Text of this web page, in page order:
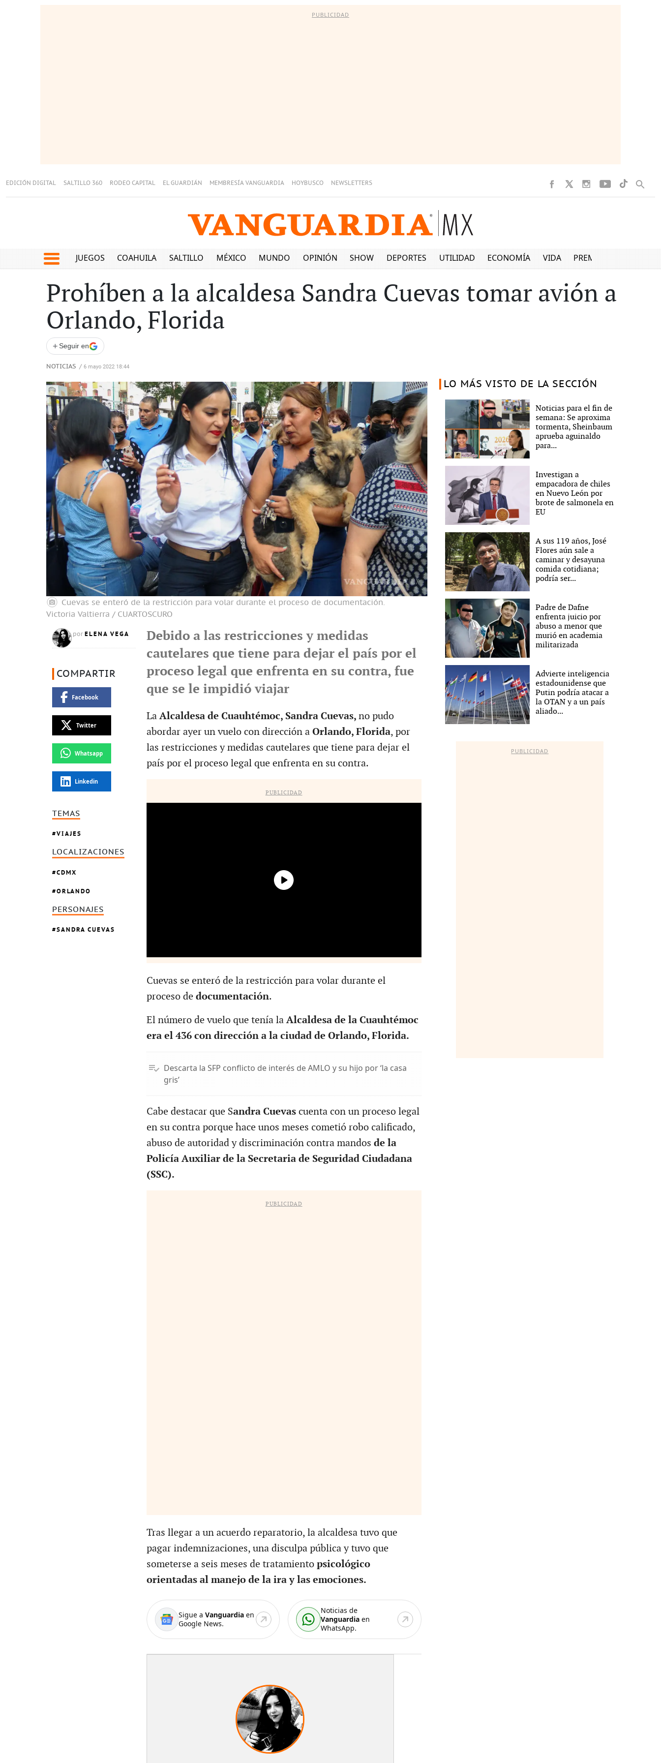
PUBLICIDAD
EDICIÓN DIGITAL SALTILLO 360 RODEO CAPITAL EL GUARDIÁN MEMBRESÍA VANGUARDIA HOYBUSCO NEWSLETTERS
JUEGOS COAHUILA SALTILLO MÉXICO MUNDO OPINIÓN SHOW DEPORTES UTILIDAD ECONOMÍA VIDA PREMIUM
Prohíben a la alcaldesa Sandra Cuevas tomar avión a
Orlando, Florida
+ Seguir en
NOTICIAS / 6 mayo 2022 18:44
Cuevas se enteró de la restricción para volar durante el proceso de documentación.
Victoria Valtierra / CUARTOSCURO
por ELENA VEGA
COMPARTIR
Facebook
Twitter
Whatsapp
Linkedin
TEMAS
VIAJES
LOCALIZACIONES
CDMX
ORLANDO
PERSONAJES
SANDRA CUEVAS
Debido a las restricciones y medidas
cautelares que tiene para dejar el país por el
proceso legal que enfrenta en su contra, fue
que se le impidió viajar
La Alcaldesa de Cuauhtémoc, Sandra Cuevas, no pudo
abordar ayer un vuelo con dirección a Orlando, Florida, por
las restricciones y medidas cautelares que tiene para dejar el
país por el proceso legal que enfrenta en su contra.
PUBLICIDAD
Cuevas se enteró de la restricción para volar durante el
proceso de documentación.
El número de vuelo que tenía la Alcaldesa de la Cuauhtémoc
era el 436 con dirección a la ciudad de Orlando, Florida.
Descarta la SFP conflicto de interés de AMLO y su hijo por ‘la casa
gris’
Cabe destacar que Sandra Cuevascuenta con un proceso legal
en su contra porque hace unos meses cometió robo calificado,
abuso de autoridad y discriminación contra mandos de la
Policía Auxiliar de la Secretaria de Seguridad Ciudadana
(SSC).
PUBLICIDAD
Tras llegar a un acuerdo reparatorio, la alcaldesa tuvo que
pagar indemnizaciones, una disculpa pública y tuvo que
someterse a seis meses de tratamiento psicológico
orientadas al manejo de la ira y las emociones.
Sigue a Vanguardiaen
Google News.
Noticias de
Vanguardia en
WhatsApp.
LO MÁS VISTO DE LA SECCIÓN
Noticias para el fin de
semana: Se aproxima
tormenta, Sheinbaum
aprueba aguinaldo
para...
Investigan a
empacadora de chiles
en Nuevo León por
brote de salmonela en
EU
A sus 119 años, José
Flores aún sale a
caminar y desayuna
comida cotidiana;
podría ser...
Padre de Dafne
enfrenta juicio por
abuso a menor que
murió en academia
militarizada
Advierte inteligencia
estadounidense que
Putin podría atacar a
la OTAN y a un país
aliado...
PUBLICIDAD